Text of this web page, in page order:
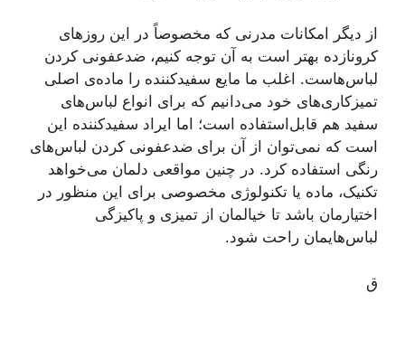
از دیگر امکانات مدرنی که مخصوصاً در این روزهای
کرونازده بهتر است به آن توجه کنیم، ضدعفونی کردن
لباس‌هاست. اغلب ما مایع سفیدکننده را ماده‌ی اصلی
تمیزکاری‌های خود می‌دانیم که برای انواع لباس‌های
سفید هم قابل‌استفاده است؛ اما ایراد سفیدکننده این
است که نمی‌توان از آن برای ضدعفونی کردن لباس‌های
رنگی استفاده کرد. در چنین مواقعی دلمان می‌خواهد
تکنیک، ماده یا تکنولوژی مخصوصی برای این منظور در
اختیارمان باشد تا خیالمان از تمیزی و پاکیزگی
لباس‌هایمان راحت شود.
ق